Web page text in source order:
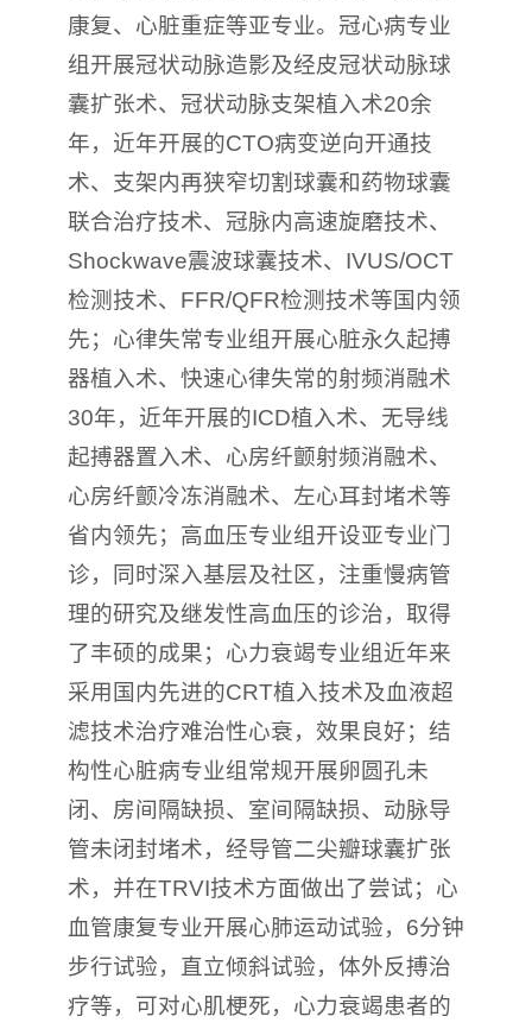
康复、心脏重症等亚专业。冠心病专业
组开展冠状动脉造影及经皮冠状动脉球
囊扩张术、冠状动脉支架植入术20余
年，近年开展的CTO病变逆向开通技
术、支架内再狭窄切割球囊和药物球囊
联合治疗技术、冠脉内高速旋磨技术、
Shockwave震波球囊技术、IVUS/OCT
检测技术、FFR/QFR检测技术等国内领
先；心律失常专业组开展心脏永久起搏
器植入术、快速心律失常的射频消融术
30年，近年开展的ICD植入术、无导线
起搏器置入术、心房纤颤射频消融术、
心房纤颤冷冻消融术、左心耳封堵术等
省内领先；高血压专业组开设亚专业门
诊，同时深入基层及社区，注重慢病管
理的研究及继发性高血压的诊治，取得
了丰硕的成果；心力衰竭专业组近年来
采用国内先进的CRT植入技术及血液超
滤技术治疗难治性心衰，效果良好；结
构性心脏病专业组常规开展卵圆孔未
闭、房间隔缺损、室间隔缺损、动脉导
管未闭封堵术，经导管二尖瓣球囊扩张
术，并在TRVI技术方面做出了尝试；心
血管康复专业开展心肺运动试验，6分钟
步行试验，直立倾斜试验，体外反搏治
疗等，可对心肌梗死，心力衰竭患者的